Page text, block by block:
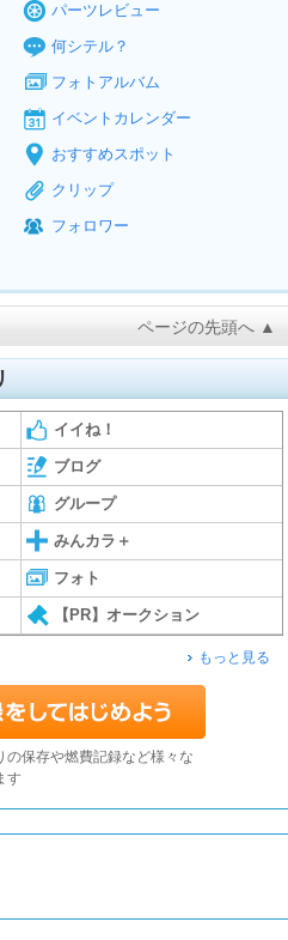
パーツレビュー
何シテル？
フォトアルバム
イベントカレンダー
おすすめスポット
クリップ
フォロワー
ページの先頭へ ▲
イイね！
ブログ
グループ
みんカラ＋
フォト
【PR】オークション
もっと見る
の保存や燃費記録など様々な
す